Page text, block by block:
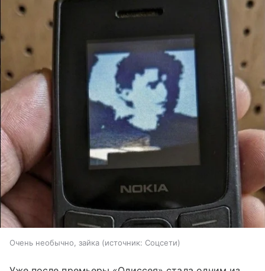
Очень необычно, зайка источник: Соцсети